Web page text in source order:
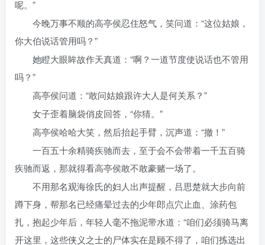
呢。”
今晚万事不顺的高亭侯忍住怒气，笑问道：“这位姑娘，
你大伯说话管用吗？”
她瞪大眼眸故作天真道：“啊？一道节度使说话也不管用
吗？”
高亭侯问道：“敢问姑娘跟许大人是何关系？”
女子歪着脑袋俏皮回答，“你猜。”
高亭侯哈哈大笑，然后抬起手臂，沉声道：“撤！”
一百五十余精骑疾驰而去，至于会不会带着一千五百骑
疾驰而返，那就得看高亭侯敢不敢豪赌一场了。
不用那名观海徐氏的妇人出声提醒，吕思楚就大步向前
蹲下身，帮那名已经痛晕过去的少年郎点穴止血、涂药包
扎，抱起少年后，年轻人毫不拖泥带水道：“咱们必须骑马离
开这里，这些侠义之士的尸体实在是顾不得了，咱们拣选出